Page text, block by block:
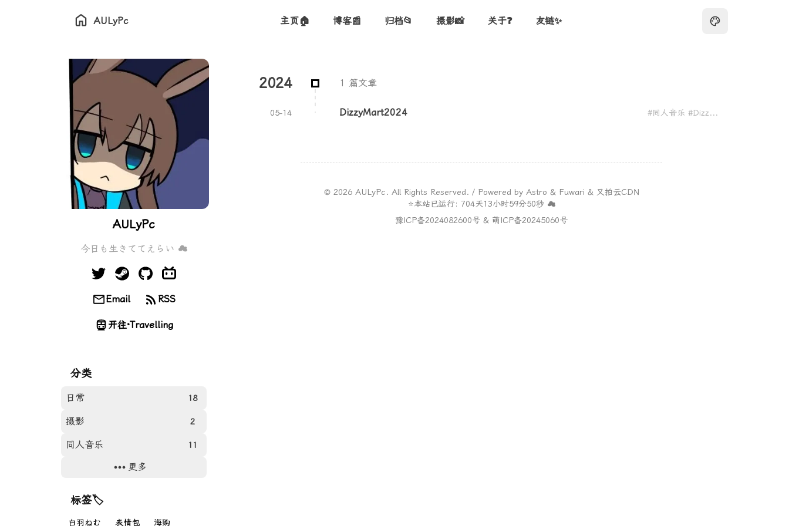
AULyPc 主页🏠 博客📰 归档📂 摄影📸 关于❓ 友链✨
AULyPc
今日も生きててえらい ☁
Email RSS
开往·Travelling
分类
日常 18
摄影 2
同人音乐 11
游戏
更多
标签🏷
白羽ねむ 表情包 海购
2024 1 篇文章
05-14 DizzyMart2024 #同人音乐 #DizzyMart
© 2026AULyPc. All Rights Reserved. / Powered by Astro & Fuwari & 又拍云CDN
⭐本站已运行: 704天13小时59分50秒 ☁️
豫ICP备2024082600号 & 萌ICP备20245060号